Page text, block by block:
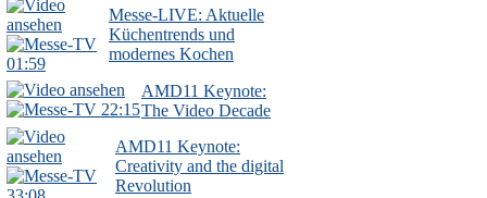
01:59
Messe-LIVE: Aktuelle
Küchentrends und
modernes Kochen
22:15
AMD11 Keynote:
The Video Decade
AMD11 Keynote:
Creativity and the digital
Revolution